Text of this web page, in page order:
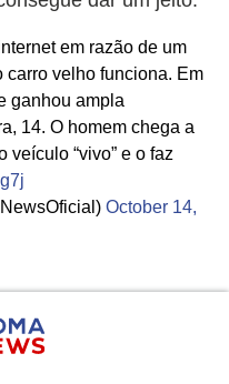
em razão de um
carro velho funciona. Em
ganhou ampla
14. O homem chega a
veículo “vivo” e o faz
October 14,